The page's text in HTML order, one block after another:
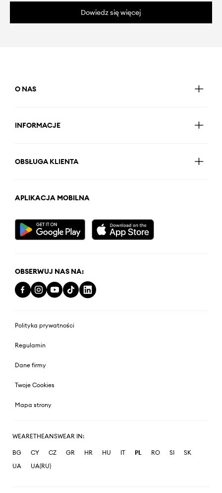
Dowiedz się więcej
O NAS
INFORMACJE
OBSŁUGA KLIENTA
APLIKACJA MOBILNA
OBSERWUJ NAS NA:
Polityka prywatności
Regulamin
Dane firmy
Twoje Cookies
Mapa strony
WEARETHEANSWEAR IN:
BG CY CZ GR HR HU IT PL RO SI
SK
UA
UA(RU)